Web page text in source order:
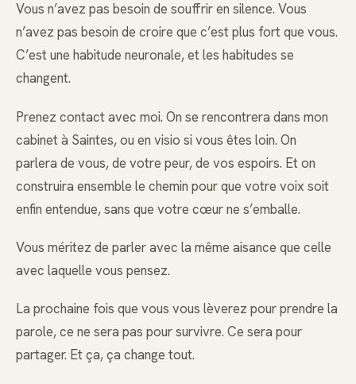
Vous n’avez pas besoin de souffrir en silence. Vous
n’avez pas besoin de croire que c’est plus fort que vous.
C’est une habitude neuronale, et les habitudes se
changent.
Prenez contact avec moi. On se rencontrera dans mon
cabinet à Saintes, ou en visio si vous êtes loin. On
parlera de vous, de votre peur, de vos espoirs. Et on
construira ensemble le chemin pour que votre voix soit
enfin entendue, sans que votre cœur ne s’emballe.
Vous méritez de parler avec la même aisance que celle
avec laquelle vous pensez.
La prochaine fois que vous vous lèverez pour prendre la
parole, ce ne sera pas pour survivre. Ce sera pour
partager. Et ça, ça change tout.